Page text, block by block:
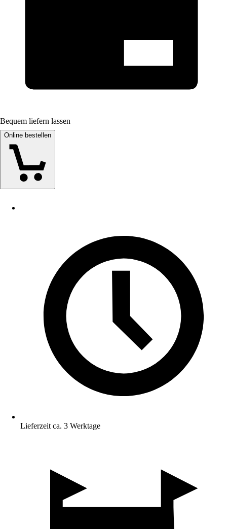
Bequem liefern lassen
Online bestellen
Lieferzeit ca. 3 Werktage